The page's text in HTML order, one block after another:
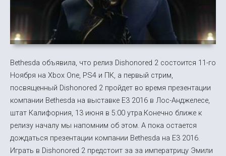
Bethesda объявила, что релиз Dishonored 2 состоится 11-го
Ноября на Xbox One, PS4 и ПК, а первый стрим,
посвященный Dishonored 2 пройдет во время презентации
компании Bethesda на выставке E3 2016 в Лос-Анджелесе,
штат Калифорния, 13 июня в 5:00 утра.Конечно ближе к
релизу началу мы напомним об этом. А пока остается
дождаться презентации компании Bethesda на E3 2016.
Играть в Dishonored 2 предстоит за за императрицу Эмили